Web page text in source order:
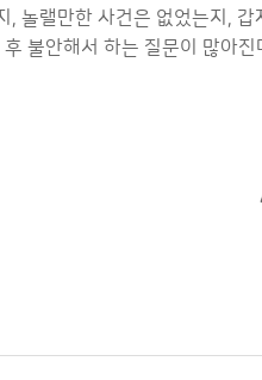
놀랠만한 사건은 없었는지,
불안해서 하는 질문이 많아